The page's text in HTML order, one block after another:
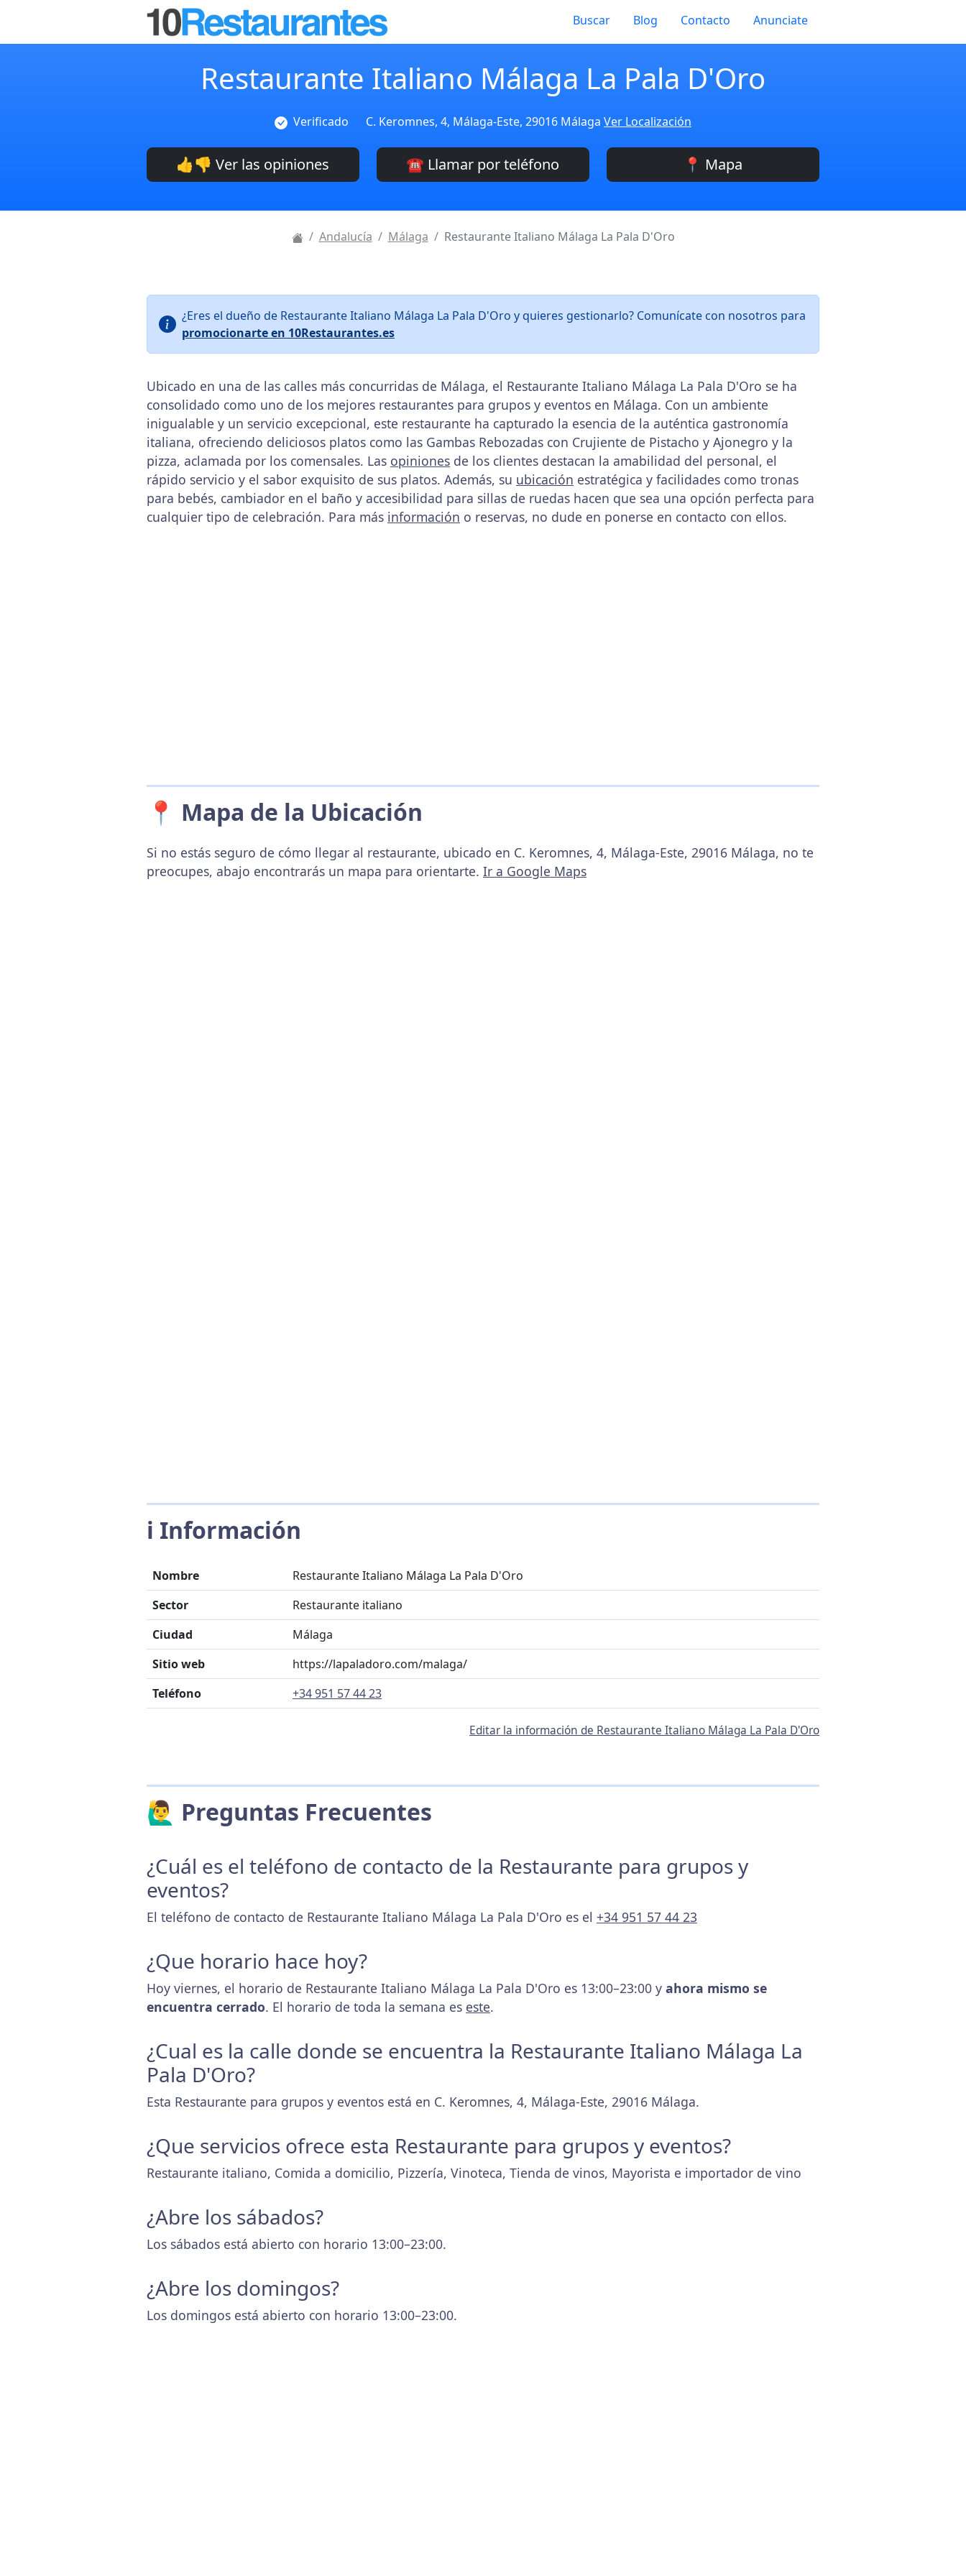
Buscar Blog Contacto Anunciate
Restaurante Italiano Málaga La Pala D'Oro
Verificado C. Keromnes, 4, Málaga-Este, 29016 Málaga Ver Localización
👍👎 Ver las opiniones ☎️ Llamar por teléfono 📍 Mapa
Andalucía Málaga Restaurante Italiano Málaga La Pala D'Oro
¿Eres el dueño de Restaurante Italiano Málaga La Pala D'Oro y quieres gestionarlo? Comunícate con nosotros para
promocionarte en 10Restaurantes.es
Ubicado en una de las calles más concurridas de Málaga, el Restaurante Italiano Málaga La Pala D'Oro se ha
consolidado como uno de los mejores restaurantes para grupos y eventos en Málaga. Con un ambiente
inigualable y un servicio excepcional, este restaurante ha capturado la esencia de la auténtica gastronomía
italiana, ofreciendo deliciosos platos como las Gambas Rebozadas con Crujiente de Pistacho y Ajonegro y la
pizza, aclamada por los comensales. Las opiniones de los clientes destacan la amabilidad del personal, el
rápido servicio y el sabor exquisito de sus platos. Además, su ubicación estratégica y facilidades como tronas
para bebés, cambiador en el baño y accesibilidad para sillas de ruedas hacen que sea una opción perfecta para
cualquier tipo de celebración. Para más información o reservas, no dude en ponerse en contacto con ellos.
📍 Mapa de la Ubicación
Si no estás seguro de cómo llegar al restaurante, ubicado en C. Keromnes, 4, Málaga-Este, 29016 Málaga, no te
preocupes, abajo encontrarás un mapa para orientarte. Ir a Google Maps
ℹ️ Información
Nombre
Restaurante Italiano Málaga La Pala D'Oro
Sector
Restaurante italiano
Ciudad
Málaga
Sitio web
https://lapaladoro.com/malaga/
Teléfono
+34 951 57 44 23
Editar la información de Restaurante Italiano Málaga La Pala D'Oro
🙋‍♂️ Preguntas Frecuentes
¿Cuál es el teléfono de contacto de la Restaurante para grupos y
eventos?
El teléfono de contacto de Restaurante Italiano Málaga La Pala D'Oro es el +34 951 57 44 23
¿Que horario hace hoy?
Hoy viernes, el horario de Restaurante Italiano Málaga La Pala D'Oro es 13:00–23:00 y ahora mismo se
encuentra cerrado. El horario de toda la semana es este.
¿Cual es la calle donde se encuentra la Restaurante Italiano Málaga La
Pala D'Oro?
Esta Restaurante para grupos y eventos está en C. Keromnes, 4, Málaga-Este, 29016 Málaga.
¿Que servicios ofrece esta Restaurante para grupos y eventos?
Restaurante italiano, Comida a domicilio, Pizzería, Vinoteca, Tienda de vinos, Mayorista e importador de vino
¿Abre los sábados?
Los sábados está abierto con horario 13:00–23:00.
¿Abre los domingos?
Los domingos está abierto con horario 13:00–23:00.